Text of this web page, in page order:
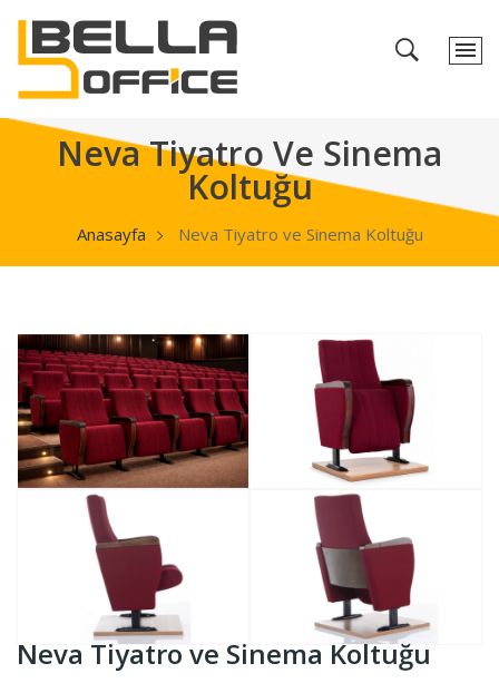
Neva Tiyatro Ve Sinema
Koltuğu
Anasayfa Neva Tiyatro ve Sinema Koltuğu
Neva Tiyatro ve Sinema Koltuğu